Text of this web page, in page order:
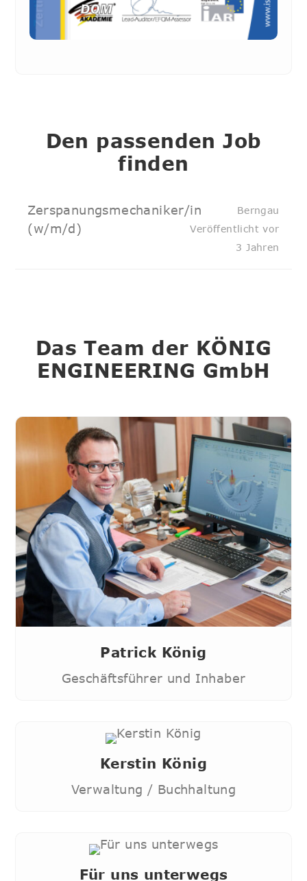
Den passenden Job
finden
Zerspanungsmechaniker/in
(w/m/d)
Berngau
Veröffentlicht vor
3 Jahren
Das Team der KÖNIG
ENGINEERING GmbH
Patrick König
Geschäftsführer und Inhaber
Kerstin König
Verwaltung / Buchhaltung
Für uns unterwegs